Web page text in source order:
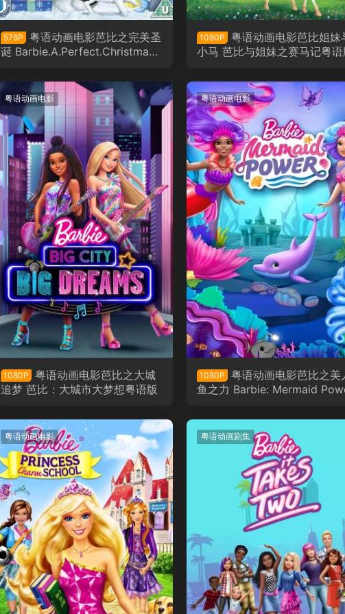
576P
粤语动画电影芭比之完美圣
诞 Barbie.A.Perfect.Christmas
1080P
粤语动画电影芭比姐妹
小马 芭比与姐妹之赛马记粤
粤语动画电影
1080P
粤语动画电影芭比之大城
追梦 芭比：大城市大梦想粤语版
粤语动画电影
1080P
粤语动画电影芭比之美
鱼之力 Barbie: Mermaid
粤语动画电影 粤语动画剧集